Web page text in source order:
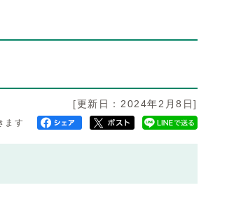
[更新日：2024年2月8日]
ます